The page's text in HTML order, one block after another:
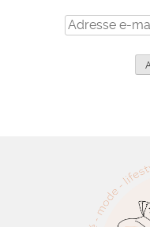
Adresse
e-